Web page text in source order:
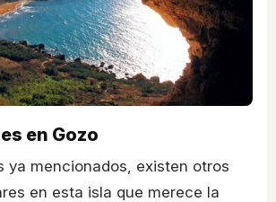
en Gozo
ya mencionados, existen otros
en esta isla que merece la